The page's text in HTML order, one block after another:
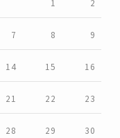
1 2
7 8 9
14 15 16
21 22 23
28 29 30